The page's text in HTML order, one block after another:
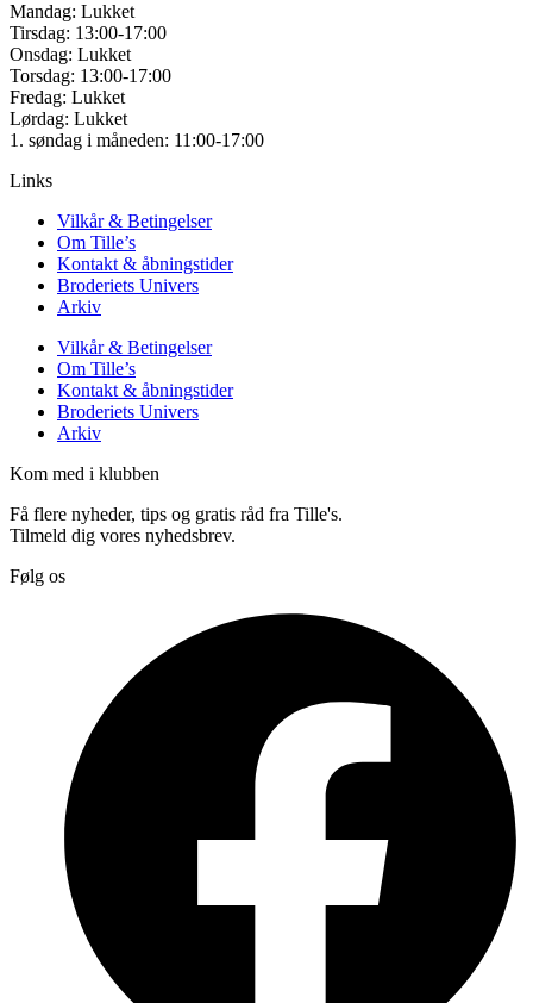
Mandag: Lukket
Tirsdag: 13:00-17:00
Onsdag: Lukket
Torsdag: 13:00-17:00
Fredag: Lukket
Lørdag: Lukket
1. søndag i måneden: 11:00-17:00
Links
Vilkår & Betingelser
Om Tille’s
Kontakt & åbningstider
Broderiets Univers
Arkiv
Vilkår & Betingelser
Om Tille’s
Kontakt & åbningstider
Broderiets Univers
Arkiv
Kom med i klubben
Få flere nyheder, tips og gratis råd fra Tille's.
Tilmeld dig vores nyhedsbrev.
Følg os